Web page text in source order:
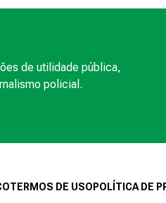
de utilidade pública,
policial.
TERMOS DE USO POLÍTICA DE